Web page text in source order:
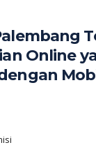
Online